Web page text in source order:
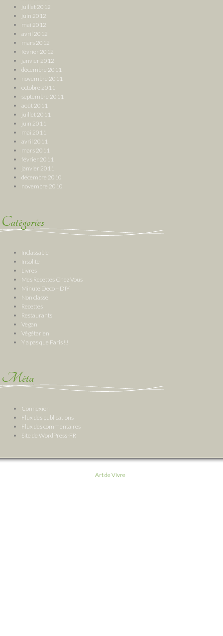
juillet 2012
juin 2012
mai 2012
avril 2012
mars 2012
février 2012
janvier 2012
décembre 2011
novembre 2011
octobre 2011
septembre 2011
août 2011
juillet 2011
juin 2011
mai 2011
avril 2011
mars 2011
février 2011
janvier 2011
décembre 2010
novembre 2010
Catégories
Inclassable
Insolite
Livres
Mes Recettes Chez Vous
Minute Deco – DIY
Non classé
Recettes
Restaurants
Vegan
Végétarien
Y a pas que Paris !!!
Méta
Connexion
Flux des publications
Flux des commentaires
Site de WordPress-FR
Art de Vivre